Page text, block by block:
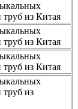
из Китая
из Китая
из Китая
из